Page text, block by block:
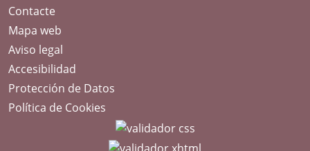
Contacte
Mapa web
Aviso legal
Accesibilidad
Protección de Datos
Política de Cookies